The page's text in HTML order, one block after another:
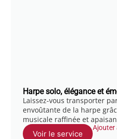
Harpe solo, élégance et
Laissez-vous transporter
envoûtante de la harpe
musicale raffinée et
Voir le service
Ajouter